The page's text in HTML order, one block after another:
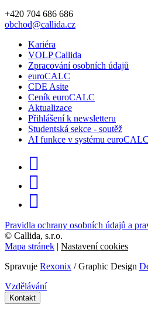
+420 704 686 686
obchod@callida.cz
Kariéra
VOLP Callida
Zpracování osobních údajů
euroCALC
CDE Asite
Ceník euroCALC
Aktualizace
Přihlášení k newsletteru
Studentská sekce - soutěž
AI funkce v systému euroCALC
Pravidla ochrany osobních údajů a
© Callida, s.r.o.
Mapa stránek
Nastavení cookies
Spravuje Rexonix / Graphic Design
Vzdělávání
Kontakt